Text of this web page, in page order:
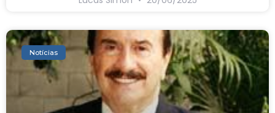
Notícias